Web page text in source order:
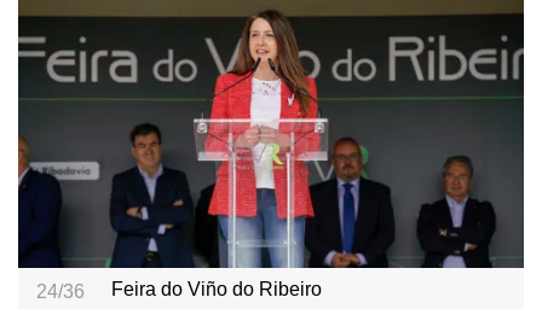
24/36 Feira do Viño do Ribeiro